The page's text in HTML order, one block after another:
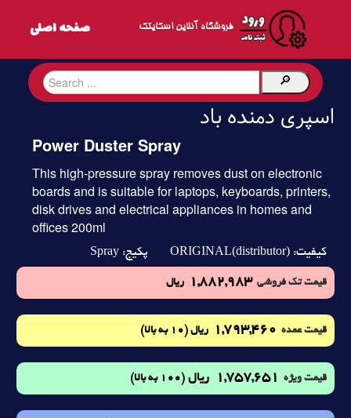
فروشگاه آنلاین اسکایتک
اسپری دمنده باد
Power Duster Spray
This high-pressure spray removes dust on electronic
boards and is suitable for laptops, keyboards, printers,
disk drives and electrical appliances in homes and
offices 200ml
کیفیت: ORIGINAL(distributor) پکیج: Spray
قیمت تک فروشی1,882,983 ریال
قیمت عمده 1,793,460 ریال (10 به بالا)
قیمت ویژه 1,757,651 ریال (100 به بالا)